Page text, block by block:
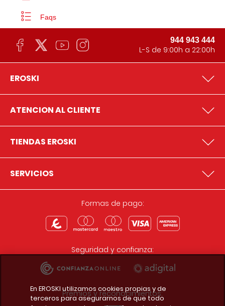
Faqs
944 943 444
L-S de 9:00h a 22:00h
EROSKI
ATENCION AL CLIENTE
TIENDAS EROSKI
SERVICIOS
Formas de pago:
Seguridad y confianza:
Premios y reconocimientos:
En EROSKI utilizamos cookies propias y de
terceros para asegurarnos de que todo